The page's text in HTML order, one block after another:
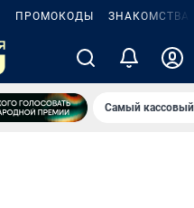
ПРОМОКОДЫ ЗНАКОМСТВА
Самый